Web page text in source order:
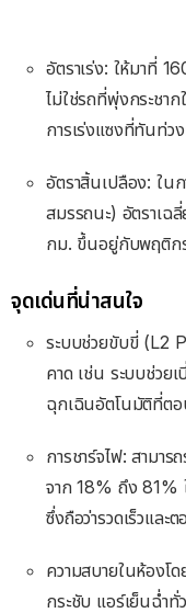
อัตราเร่ง: ให้มาที่
ไม่ใช่รถที่พุ่งกระชา
การเร่งแซงที่ทันท่ว
อัตราสิ้นเปลือง: ใน
สมรรถนะ) อัตราเฉ
กม. ขึ้นอยู่กับพฤติก
จุดเด่นที่น่าสนใจ
ระบบช่วยขับขี่ (L2
คาด เช่น ระบบช่วย
ฉุกเฉินอัตโนมัติที่ต
การชาร์จไฟ: สามาร
จาก 18% ถึง 81%
ซึ่งถือว่ารวดเร็วและ
ความสบายในห้องโ
กระชับ แอร์เย็นฉ่ำ